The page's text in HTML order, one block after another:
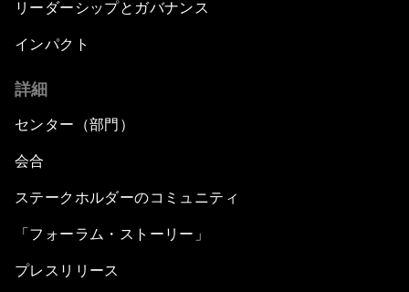
リーダーシップとガバナンス
インパクト
詳細
センター（部門）
会合
ステークホルダーのコミュニティ
「フォーラム・ストーリー」
プレスリリース